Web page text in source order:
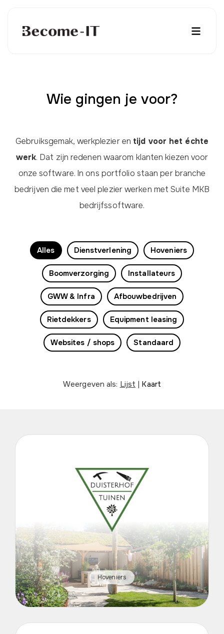
Wie gingen je voor?
Gebruiksgemak, werkplezier en tijd voor het échte
werk. Dat zijn redenen waarom klanten kiezen voor
onze software. In ons portfolio staan per branche
bedrijven die met veel plezier werken met Suite MKB
bedrijfssoftware.
Alles Dienstverlening Hoveniers
Boomverzorging Installateurs
GWW & Infra Afbouwbedrijven
Rietdekkers Equipment leasing
Websites / shops Standaard
Weergeven als: Lijst | Kaart
Hoveniers